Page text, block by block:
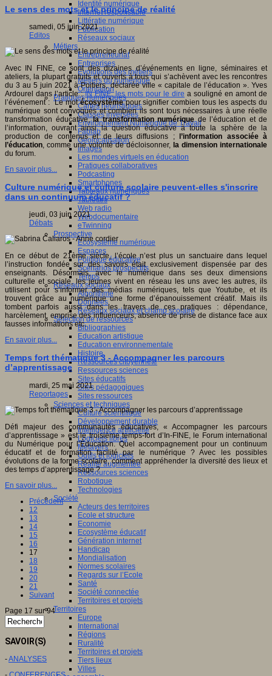
Identité numérique
Internet responsable
Littératie numérique
Publication
Réseaux sociaux
Métiers
Entrepreneuriat
Entreprises
Evolutions des métiers
Métiers du numérique
Orientation
Pratiques numériques
Cartes heuristiques
Classes inversées
Environnement Numérique de Travail
Fablab
Géolocalisation
Images
Les mondes virtuels en éducation
Pratiques collaboratives
Podcasting
Smartphones
Tableaux numériques
Tablettes
Web radio
Webdocumentaire
eTwinning
Prospective
Ecosystème numérique
Espaces
Politique éducative
Scénarios prospectifs
Temps
Réseaux sociaux
Algorithme
Données
Réseaux sociaux et champ scolaire
Sélection de ressources
Bibliographies
Education artistique
Education environnementale
Histoire
Ressources citoyenneté
Ressources sciences
Sites éducatifs
Sites pédagogiques
Sites ressources
Sciences et techniques
Culture scientifique
Développement durable
Intelligence artificielle
Logiciels libres
Métavers
Outils et logiciels
Réalité augmentée
Ressources sciences
Robotique
Technologies
Société
Acteurs des territoires
Ecole et structure
Economie
Ecosystème éducatif
Génération internet
Handicap
Mondialisation
Normes scolaires
Regards sur l’Ecole
Santé
Société connectée
Territoires et projets
Territoires
Europe
International
Régions
Ruralité
Territoires et projets
Tiers lieux
Villes
Le sens des mots et le principe de réalité
samedi, 05 juin 2021
Editos
Avec IN FINE, ce sont des dizaines d’événements en ligne, séminaires et
ateliers, la plupart gratuits et ouverts à tous qui s’achèvent avec les rencontres
du 3 au 5 juin 2021 à Poitiers, déclarée ville « capitale de l’éducation ». Yves
Ardourel dans l’article :IN FINE, les mots pour le dire a souligné en amont de
l’événement : Le motécosystèmepour signifier combien tous les aspects du
numérique sont convoqués et combien ils sont tous nécessaires à une réelle
transformation éducative,la transformation numériquede l’éducation et de
l’information, ouvrant ainsi la question éducative à toute la sphère de la
production de contenus et de leurs diffusions ;
l’information associée à
l’éducation, comme une volonté de décloisonner, la dimension internationale
du forum.
En savoir plus...
Culture numérique et culture scolaire peuvent-elles s'inscrire
dans un continuum éducatif ?
jeudi, 03 juin 2021
Débats
En ce début de 21ème siècle, l’école n’est plus un sanctuaire dans lequel
l’instruction fondée sur des savoirs était exclusivement dispensée par des
enseignants. Désormais, avec le numérique dans ses deux dimensions
culturelle et sociale, les jeunes vivent en réseau les uns avec les autres, ils
utilisent pour s’informer des médias numériques, tels que Youtube, et ils
trouvent grâce au numérique une forme d’épanouissement créatif. Mais ils
tombent parfois aussi dans les travers de ces pratiques : dépendance,
harcèlement, emprise des influenceurs, absence de prise de distance face aux
fausses informations etc.
En savoir plus...
Temps fort thématique 3 - Accompagner les parcours
d’apprentissage
mardi, 25 mai 2021
Reportages
Défi majeur des communautés éducatives, « Accompagner les parcours
d’apprentissage » est le troisième temps-fort d’In-FINE, le Forum international
du Numérique pour l’Éducation. Quel accompagnement pour un continuum
éducatif et de formation facilité par le numérique ? Avec les possibles
évolutions de la forme scolaire, comment appréhender la diversité des lieux et
des temps d’apprentissage ?
En savoir plus...
Précédent
12
13
14
15
16
17
18
19
20
21
Suivant
Page 17 sur 94
SAVOIR(S)
-ANALYSES